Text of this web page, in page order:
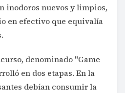
inodoros nuevos y limpios,
en efectivo que equivalía
denominado "Game
en dos etapas. En la
debían consumir la